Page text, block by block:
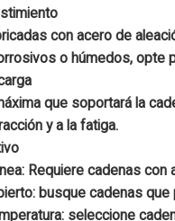
con acero de
o húmedos, opte
que soportará la
y a la fatiga.
Requiere cadenas
busque cadenas
seleccione